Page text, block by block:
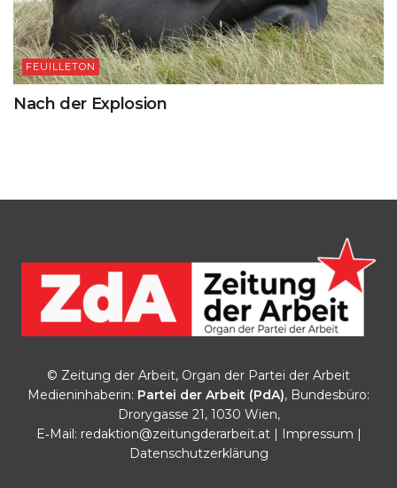
FEUILLETON
Nach der Explosion
© Zeitung der Arbeit, Organ der Partei der Arbeit
Medieninhaberin: Partei der Arbeit (PdA), Bundesbüro:
Drorygasse 21, 1030 Wien,
E‑Mail: redaktion@zeitungderarbeit.at| Impressum
Datenschutzerklärung